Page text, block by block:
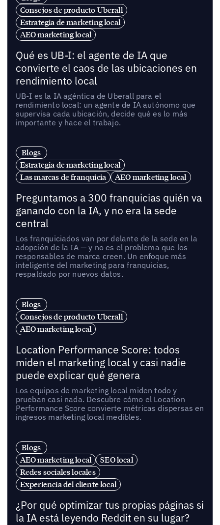
Consejos de producto Uberall
Estrategia de marketing local
AEO marketing local
Qué es UB-I: el agente de IA que
convierte el caos de las ubicaciones en
rendimiento local
UB-I es la IA agéntica de Uberall para el
rendimiento local: un agente de IA autónomo que
supervisa cada ubicación, decide qué es lo más
importante y hace el trabajo.
Blogs
Estrategia de marketing local
Las marcas de franquicia
AEO marketing local
Preguntamos a 300 franquicias quién va
ganando con la IA, y no era la sede
central
Los franquiciados van por delante de la sede en la
adopción de la IA — y no es el problema que los
responsables de marca creen. Un enfoque más
inteligente del marketing para franquicias,
respaldado por nuevos datos.
Blogs
Consejos de producto Uberall
AEO marketing local
Location Performance Score: todos
miden el marketing local y casi nadie
puede explicar qué genera
Los equipos de marketing local miden todo y
prueban casi nada. Descubre cómo el Location
Performance Score convierte métricas dispersas en
ingresos marketing local medibles.
Blogs
AEO marketing local
SEO local
Redes sociales locales
Experiencia del cliente local
¿Por qué optimizar tus propias páginas si
la IA está leyendo Reddit en su lugar?